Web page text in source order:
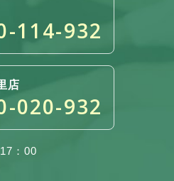
114-932
店
020-932
17：00